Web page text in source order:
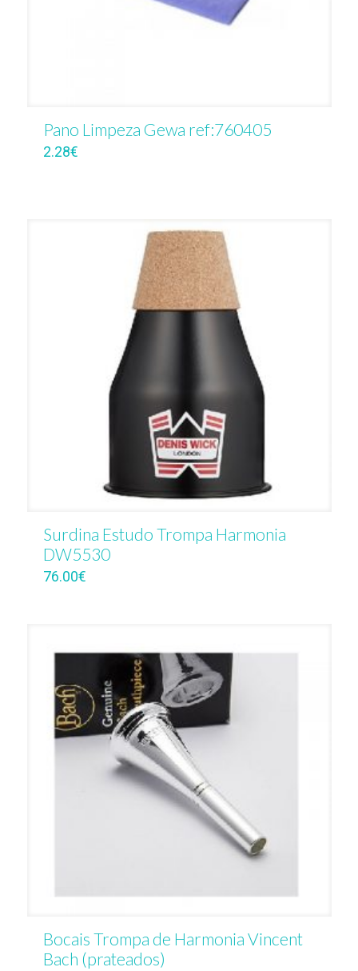
Pano Limpeza Gewa ref:760405
2.28€
Surdina Estudo Trompa Harmonia
DW5530
76.00€
Bocais Trompa de Harmonia Vincent
Bach (prateados)